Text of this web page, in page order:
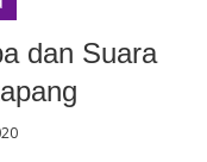
dan Suara